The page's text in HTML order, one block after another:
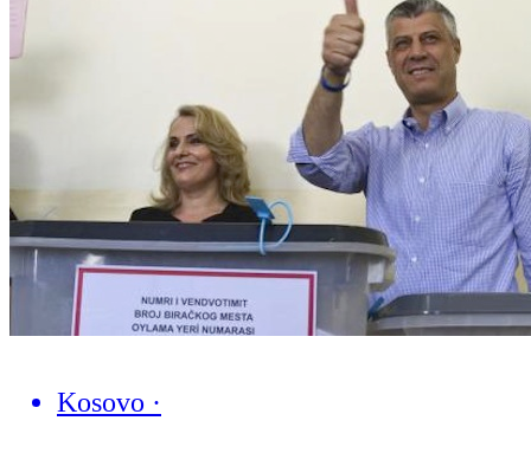
Kosovo ·